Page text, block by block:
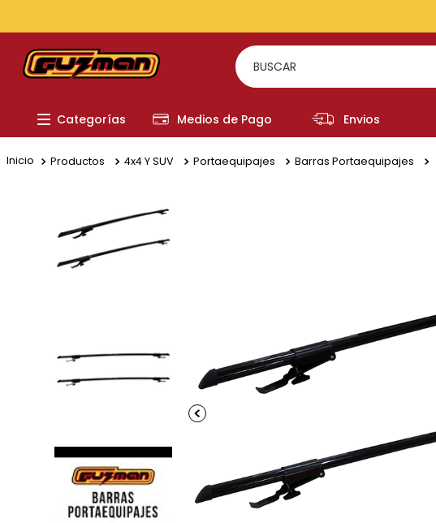
BUSCAR
Categorías Medios de Pago Envios
Productos 4x4 Y SUV Portaequipajes Barras Portaequipajes
2.
renault